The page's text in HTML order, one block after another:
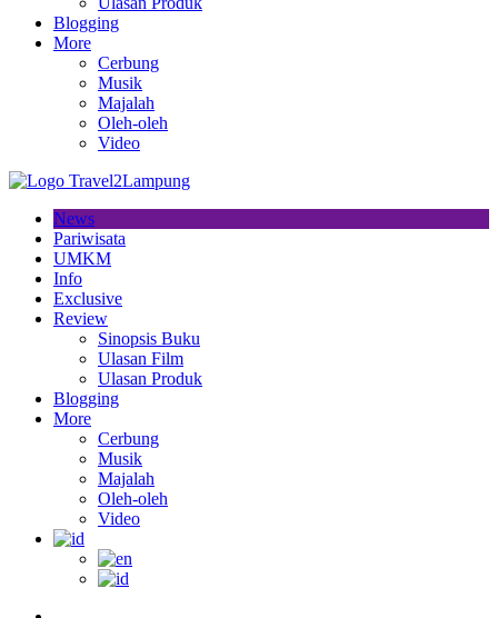
Blogging
More
Cerbung
Musik
Majalah
Oleh-oleh
Video
News
Pariwisata
UMKM
Info
Exclusive
Review
Sinopsis Buku
Ulasan Film
Ulasan Produk
Blogging
More
Cerbung
Musik
Majalah
Oleh-oleh
Video